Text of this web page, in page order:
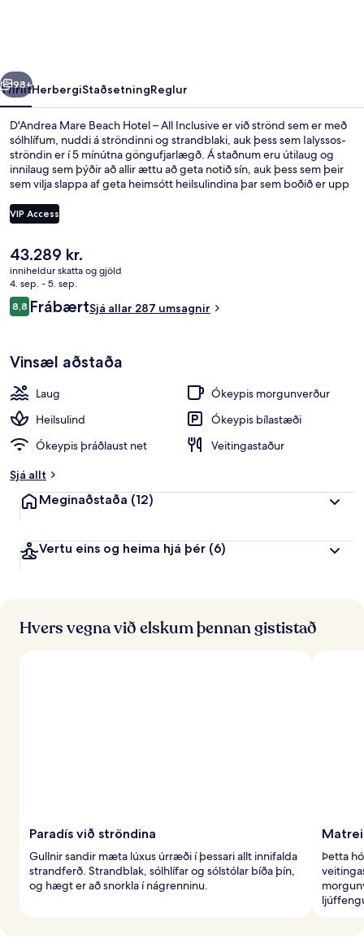
Inclusive
Næsta
98+
YfirlitHerbergiStaðsetningReglur
D'Andrea Mare Beach Hotel – All Inclusive er við strönd sem er með
sólhlífum, nuddi á ströndinni og strandblaki, auk þess sem Ialyssos-
ströndin er í 5 mínútna göngufjarlægð. Á staðnum eru útilaug og
innilaug sem þýðir að allir ættu að geta notið sín, auk þess sem þeir
sem vilja slappa af geta heimsótt heilsulindina þar sem boðið er upp
Veitingastaður er á staðnum, þar sem má fá sér eitthvað gott í
svanginn, auk þess sem bar/setustofa býður drykki við allra hæfi.
inniföldu eru hægfara vatnsbraut fyrir vindsængur, ókeypis
barnaklúbbur og bar við sundlaugarbakkann. Aðrir gestir hafa
sérstaklega sagt að hjálpsamt starfsfólk sé meðal helstu kosta
gististaðarins.
VIP Access
Núverandi
verð
er
43.289 kr.
43.289 kr.
inniheldur skatta og gjöld
4. sep. - 5. sep.
Umsagnir
8,88,8 af 10
FrábærtSjá allar 287 umsagnir
Vinsæl aðstaða
Laug
Ókeypis morgunverður
Heilsulind
Ókeypis bílastæði
Ókeypis þráðlaust net
Veitingastaður
Sjá allt
Meginaðstaða (12)
Vertu eins og heima hjá þér (6)
Hvers vegna við elskum þennan gististað
Paradís við ströndina
Gullnir sandir mæta lúxus úrræði í þessari allt innifalda
strandferð. Strandblak, sólhlífar og sólstólar bíða þín,
og hægt er að snorkla í nágrenninu.
Þetta